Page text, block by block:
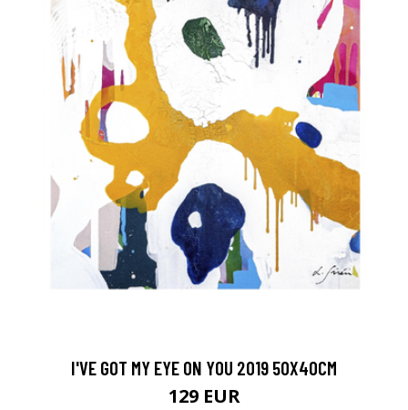
I'VE GOT MY EYE ON YOU 2019 50X40CM
129 EUR